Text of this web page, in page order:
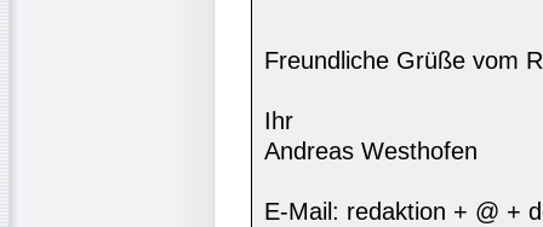
Freundliche Grüße vom
Ihr
Andreas Westhofen
E-Mail: redaktion + @ +